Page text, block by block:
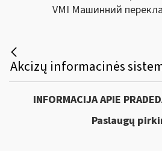
VMI Машинний
INFORMACIJA APIE
Paslaugų